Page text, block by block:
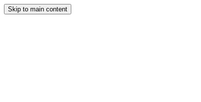
Skip to main content